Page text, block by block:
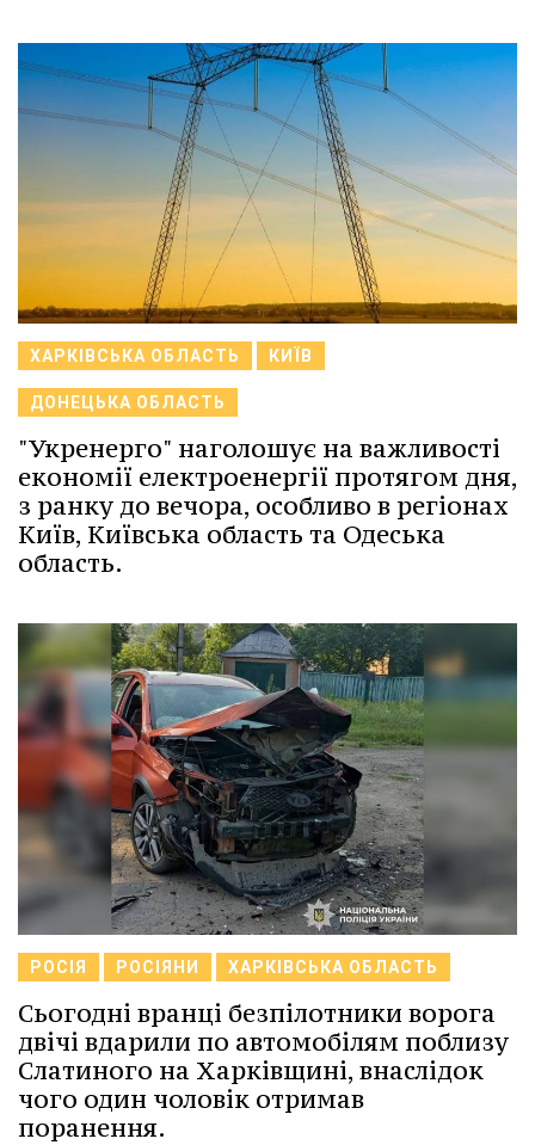
ХАРКІВСЬКА ОБЛАСТЬ КИЇВ
ДОНЕЦЬКА ОБЛАСТЬ
"Укренерго" наголошує на важливості
економії електроенергії протягом дня,
з ранку до вечора, особливо в регіонах
Київ, Київська область та Одеська
область.
РОСІЯ РОСІЯНИ ХАРКІВСЬКА ОБЛАСТЬ
Сьогодні вранці безпілотники ворога
двічі вдарили по автомобілям поблизу
Слатиного на Харківщині, внаслідок
чого один чоловік отримав
поранення.